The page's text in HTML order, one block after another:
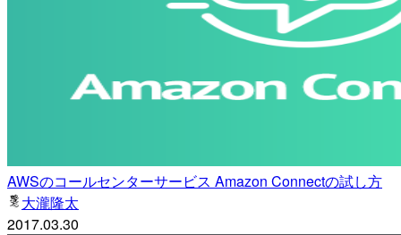
AWSのコールセンターサービス Amazon Connectの試し方
大瀧隆太
2017.03.30